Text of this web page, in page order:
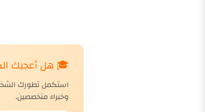
🎓 هل أعجبك
استكمل تطورك
وخبراء متخصصين.